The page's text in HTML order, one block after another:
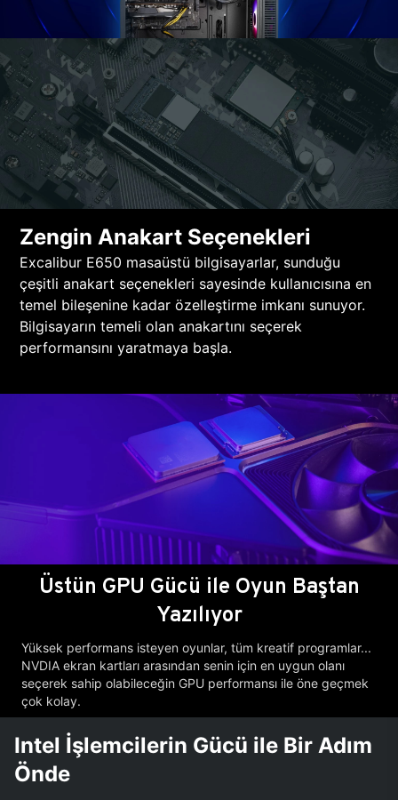
Zengin Anakart Seçenekleri
Excalibur E650 masaüstü bilgisayarlar, sunduğu
çeşitli anakart seçenekleri sayesinde kullanıcısına en
temel bileşenine kadar özelleştirme imkanı sunuyor.
Bilgisayarın temeli olan anakartını seçerek
performansını yaratmaya başla.
Üstün GPU Gücü ile Oyun Baştan
Yazılıyor
Yüksek performans isteyen oyunlar, tüm kreatif programlar...
NVDIA ekran kartları arasından senin için en uygun olanı
seçerek sahip olabileceğin GPU performansı ile öne geçmek
çok kolay.
Intel İşlemcilerin Gücü ile Bir Adım
Önde